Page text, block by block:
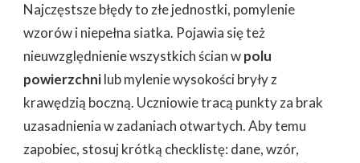
Najczęstsze błędy to złe jednostki, pomylenie
wzorów i niepełna siatka. Pojawia się też
nieuwzględnienie wszystkich ścian wpolu
powierzchnilub mylenie wysokości bryły z
krawędzią boczną. Uczniowie tracą punkty za brak
uzasadnienia w zadaniach otwartych. Aby temu
zapobiec, stosuj krótką checklistę: dane, wzór,